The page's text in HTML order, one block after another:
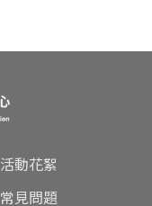
活動花絮
常見問題